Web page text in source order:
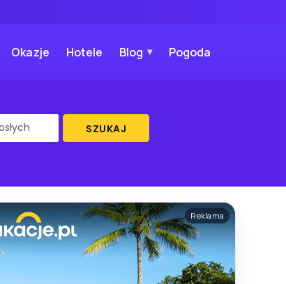
Okazje Hotele Blog Pogoda
SZUKAJ
Reklama